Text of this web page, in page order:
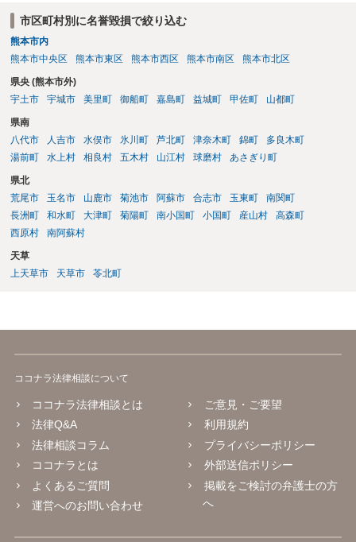
市区町村別に名誉毀損で絞り込む
熊本市内
熊本市中央区
熊本市東区 熊本市西区 熊本市南区 熊本市北区
県央 (熊本市外)
宇土市
宇城市 美里町 御船町 嘉島町 益城町 甲佐町 山都町
県南
八代市
人吉市 水俣市 氷川町 芦北町 津奈木町 錦町
多良木町
湯前町
水上村 相良村 五木村 山江村 球磨村 あさぎり町
県北
荒尾市
玉名市 山鹿市 菊池市 阿蘇市 合志市 玉東町
南関町
長洲町
和水町 大津町 菊陽町 南小国町 小国町 産山村
高森町
西原村
南阿蘇村
天草
上天草市
天草市 苓北町
ココナラ法律相談について
ココナラ法律相談とは
法律Q&A
法律相談コラム
ココナラとは
よくあるご質問
運営へのお問い合わせ
ご意見・ご要望
利用規約
プライバシーポリシー
外部送信ポリシー
掲載をご検討の弁護士の方
へ